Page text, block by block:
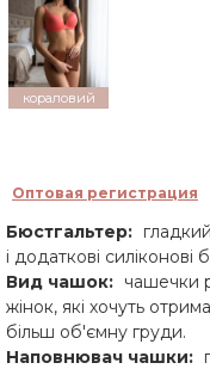
кораловий
Оптовая регистрация
Бюстгальтер:
і додаткові силіконові
Вид чашок: чашечки
жінок, які хочуть
більш об'ємну груди.
Наповнювач чашки: